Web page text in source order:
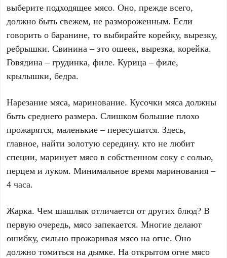
выберите подходящее мясо. Оно, прежде всего,
должно быть свежем, не размороженным. Если
говорить о баранине, то выбирайте корейку, вырезку,
ребрышки. Свинина – это ошеек, вырезка, корейка.
Говядина – грудинка, филе. Курица – филе,
крылышки, бедра.
Нарезание мяса, маринование. Кусочки мяса должны
быть среднего размера. Слишком большие плохо
прожарятся, маленькие – пересушатся. Здесь,
главное, найти золотую середину. кто не любит
специи, маринует мясо в собственном соку с солью,
перцем и луком. Минимальное время маринования –
4 часа.
Жарка. Чем шашлык отличается от других блюд? В
первую очередь, мясо запекается. Многие делают
ошибку, сильно прожаривая мясо на огне. Оно
должно томиться на дымке. На открытом огне мясо